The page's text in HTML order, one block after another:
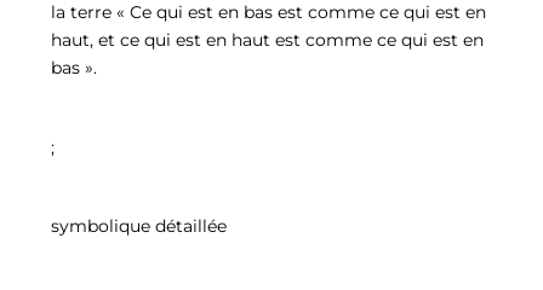
la terre « Ce qui est en bas est comme ce qui est en
haut, et ce qui est en haut est comme ce qui est en
bas ».
;
symbolique détaillée